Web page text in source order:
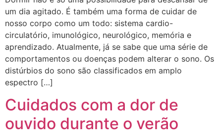
um dia agitado. É também uma forma de cuidar de
nosso corpo como um todo: sistema cardio-
circulatório, imunológico, neurológico, memória e
aprendizado. Atualmente, já se sabe que uma série de
comportamentos ou doenças podem alterar o sono. Os
distúrbios do sono são classificados em amplo
espectro […]
Cuidados com a dor de
ouvido durante o verão